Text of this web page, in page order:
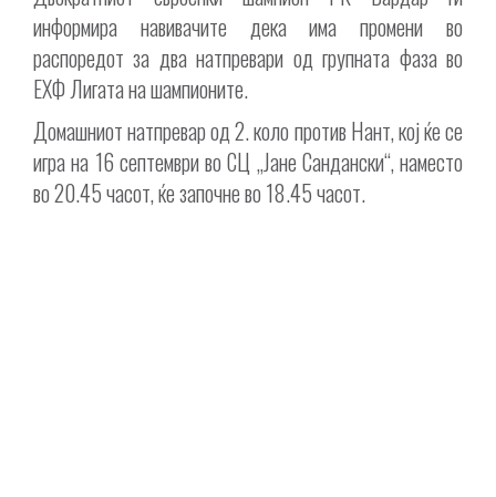
информира навивачите дека има промени во
распоредот за два натпревари од групната фаза во
ЕХФ Лигата на шампионите.
Домашниот натпревар од 2. коло против Нант, кој ќе се
игра на 16 септември во СЦ „Јане Сандански“, наместо
во 20.45 часот, ќе започне во 18.45 часот.